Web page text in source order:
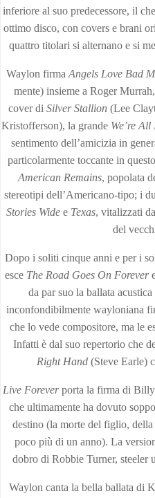
inferiore al suo predecessore, il
ottimo disco, con covers e brani
quattro titolari si alternano e si
Waylon firma Angels Love Bad
mente) insieme a Roger
cover di Silver Stallion(Lee
Kristofferson), la grande We’re
sentimento dell’amicizia in
particolarmente toccante in
American Remains, popolata
stereotipi dell’Americano-tipo; i
Stories Wide e Texas, vitalizzati
del
Dopo i soliti cinque anni e per i
esce The Road Goes On Forever
da par suo la ballata
inconfondibilmente wayloniana
che lo vede compositore, ma le
Infatti è dal suo repertorio che
Right Hand(Steve Earle)
Live Foreverporta la firma di Billy
che ultimamente ha dovuto
destino (la morte del figlio,
poco più di un anno). La
dobro di Robbie Turner,
Waylon canta la bella ballata di